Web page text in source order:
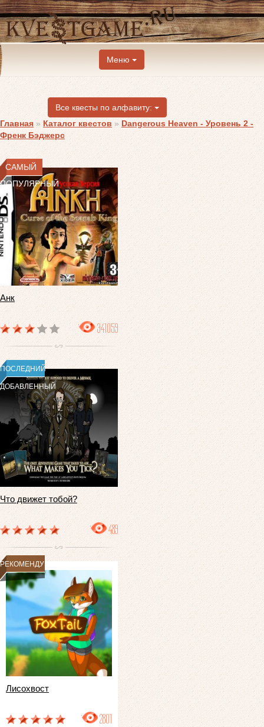
Меню
Все квесты по алфавиту:
Главная » Каталог квестов » Dangerous Heaven - Уровень 2 -
Френк Бэджерс
САМЫЙ
ПОПУЛЯРНЫЙ
Анк
341059
ПОСЛЕДНИЙ
ДОБАВЛЕННЫЙ
Что движет тобой?
489
РЕКОМЕНДУЕМ
Лисохвост
2801